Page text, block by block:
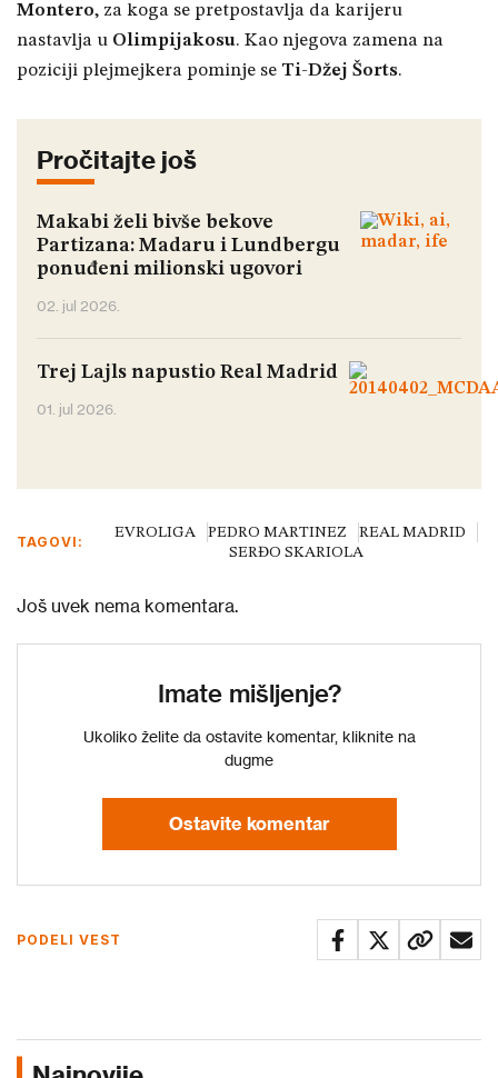
Montero, za koga se pretpostavlja da karijeru
nastavlja u Olimpijakosu. Kao njegova zamena na
poziciji plejmejkera pominje se Ti-Džej Šorts.
Pročitajte još
Makabi želi bivše bekove
Partizana: Madaru i Lundbergu
ponuđeni milionski ugovori
02. jul 2026.
Trej Lajls napustio Real Madrid
01. jul 2026.
TAGOVI:
EVROLIGA PEDRO MARTINEZ
REAL MADRID
SERĐO SKARIOLA
Još uvek nema komentara.
Imate mišljenje?
Ukoliko želite da ostavite komentar, kliknite na
dugme
Ostavite komentar
PODELI VEST